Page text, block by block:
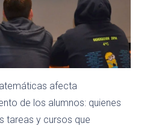
afecta
de los alumnos: quienes
tareas y cursos que